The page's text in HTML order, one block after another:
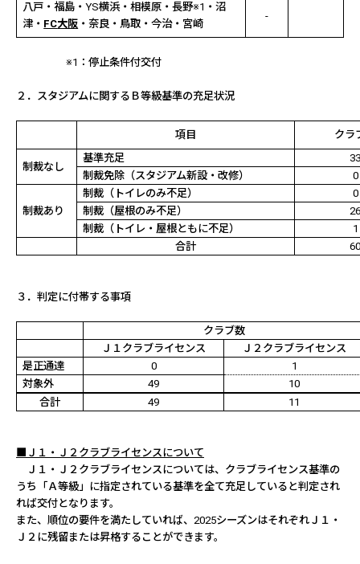
八戸・福島・YS横浜・相模原・長野※1 ・沼
津・ FC大阪 ・奈良・鳥取・今治・宮崎
-
※1 ：停止条件付交付
２．スタジアムに関するＢ等級基準の充足状況
項目 クラ
制裁なし
基準充足
33
制裁免除（スタジアム新設・改修）
0
制裁あり
制裁（トイレのみ不足）
0
制裁（屋根のみ不足）
26
制裁（トイレ・屋根ともに不足）
1
合計
60
３．判定に付帯する事項
クラブ数
Ｊ１クラブライセンス
Ｊ２クラブライセンス
是正通達
0
1
対象外
49
10
合計
49 11
■Ｊ１・Ｊ２クラブライセンスについて
Ｊ１・Ｊ２クラブライセンスについては、クラブライセンス基準の
うち「Ａ等級」に指定されている基準を全て充足していると判定され
れば交付となります。
また、順位の要件を満たしていれば、 2025シーズンはそれぞれＪ１・
Ｊ２に残留または昇格することができます。